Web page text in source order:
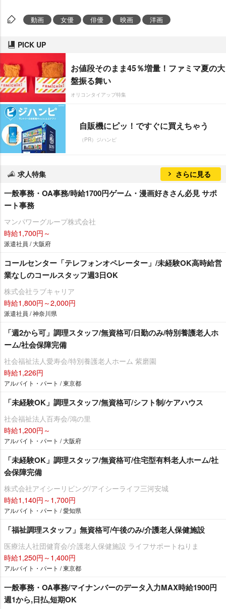
動画 女優 俳優 映画 洋画
PICK UP
お値段そのまま45％増量！ファミマ夏の大
盤振る舞い
オリコンタイアップ特集
自販機にピッ！ですぐに買えちゃう
（PR）ジハンピ
求人特集 さらに見る
一般事務・OA事務/時給1700円ゲーム・漫画好きさん必見 サポ
ート事務
マンパワーグループ株式会社
時給1,700円～
派遣社員 / 大阪府
コールセンター「テレフォンオペレーター」/未経験OK高時給営
業なしのコールスタッフ週3日OK
株式会社ラブキャリア
時給1,800円～2,000円
派遣社員 / 神奈川県
「週2から可」調理スタッフ/無資格可/日勤のみ/特別養護老人ホ
ーム/社会保障完備
社会福祉法人愛寿会/特別養護老人ホーム 紫磨園
時給1,226円
アルバイト・パート / 東京都
「未経験OK」調理スタッフ/無資格可/シフト制/ケアハウス
社会福祉法人百寿会/鴻の里
時給1,200円～
アルバイト・パート / 大阪府
「未経験OK」調理スタッフ/無資格可/住宅型有料老人ホーム/社
会保障完備
株式会社アイシーリビング/アイシーライフ三河安城
時給1,140円～1,700円
アルバイト・パート / 愛知県
「福祉調理スタッフ」無資格可/午後のみ/介護老人保健施設
医療法人社団健育会/介護老人保健施設 ライフサポートねりま
時給1,250円～1,400円
アルバイト・パート / 東京都
一般事務・OA事務/マイナンバーのデータ入力MAX時給1900円
週1から,日払,短期OK